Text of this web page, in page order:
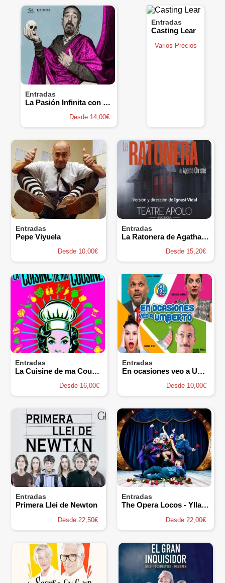
Entradas
La Pasión Infinita con Pepón Nieto
Desde 14,00€
Entradas
Casting Lear
Varios Precios
Entradas
Pepe Viyuela
Desde 10,00€
Entradas
La Ratonera de Agatha Christie
Desde 15,20€
Entradas
La Cuisine de ma Cousine - cía la Cubana
Desde 16,00€
Entradas
En ocasiones veo a Umberto
Desde 10,00€
Entradas
Primera Llei de Newton
Desde 22,50€
Entradas
The Opera Locos - Yllana
Desde 22,00€